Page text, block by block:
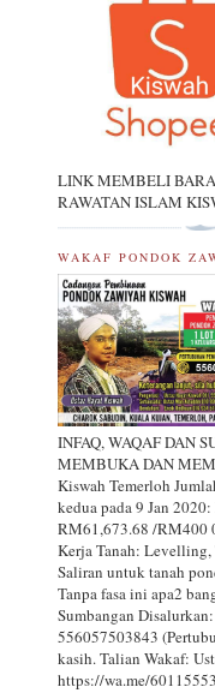
LINK MEMBELI
RAWATAN ISLAM
WAKAF PONDOK
INFAQ, WAQAF DAN
MEMBUKA DAN
Kiswah Temerloh
kedua pada 9 Jan
RM61,673.68 /RM400
Kerja Tanah: Levelling,
Saliran untuk tanah
Tanpa fasa ini apa2
Sumbangan
556057503843
kasih. Talian Wakaf:
https://wa.me/